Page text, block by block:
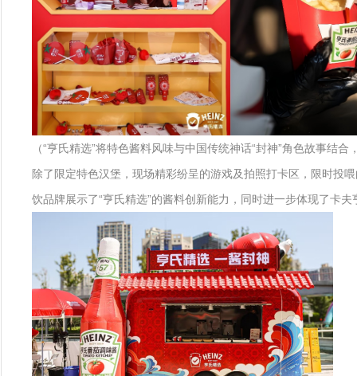
（“亨氏精选”将特色酱料风味与中国传统神话“封神”角色故事结
除了限定特色汉堡，现场精彩纷呈的游戏及拍照打卡区，限时投
饮品牌展示了“亨氏精选”的酱料创新能力，同时进一步体现了卡